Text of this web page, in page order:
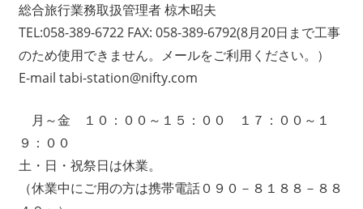
総合旅行業務取扱管理者 椋木昭夫
TEL:058-389-6722 FAX: 058-389-6792(8月20日まで工事
のため使用できません。メールをご利用ください。）
E-mail tabi-station@nifty.com
月～金 １０：００～１５：００ １７：００～１
９：００
土・日・祝祭日は休業。
（休業中にご用の方は携帯電話０９０－８１８８－８８